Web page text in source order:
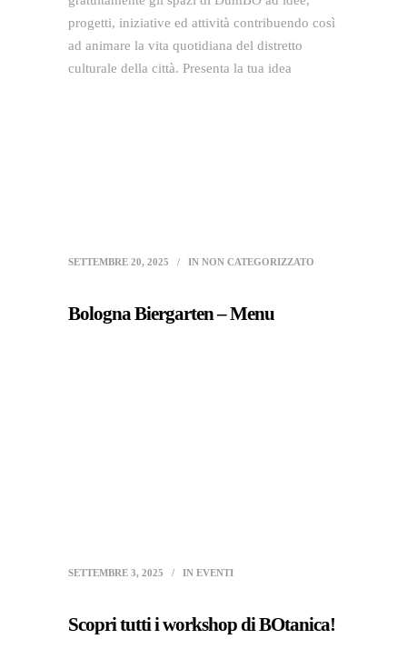
progetti, iniziative ed attività contribuendo così
ad animare la vita quotidiana del distretto
culturale della città. Presenta la tua idea
SETTEMBRE 20, 2025 IN NON CATEGORIZZATO
Bologna Biergarten – Menu
SETTEMBRE 3, 2025 IN EVENTI
Scopri tutti i workshop di BOtanica!